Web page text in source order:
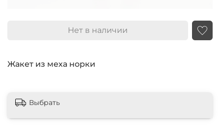
Жакет из меха норки
Нет в наличии
Выбрать